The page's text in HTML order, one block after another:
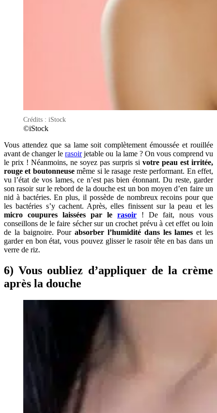
Crédits : iStock
©iStock
Vous attendez que sa lame soit complètement émoussée et rouillée
avant de changer lerasoirjetable ou la lame ? On vous comprend vu
le prix ! Néanmoins, ne soyez pas surpris si votre peau est irritée,
rouge et boutonneusemême si le rasage reste performant. En effet,
vu l’état de vos lames, ce n’est pas bien étonnant. Du reste, garder
son rasoir sur le rebord de la douche est un bon moyen d’en faire un
nid à bactéries. En plus, il possède de nombreux recoins pour que
les bactéries s’y cachent. Après, elles finissent sur la peau et les
micro coupures laissées par le rasoir ! De fait, nous vous
conseillons de le faire sécher sur un crochet prévu à cet effet ou loin
de la baignoire. Pourabsorber l’humidité dans les lames et les
garder en bon état, vous pouvez glisser le rasoir tête en bas dans un
verre de riz.
6) Vous oubliez d’appliquer de la crème
après la douche